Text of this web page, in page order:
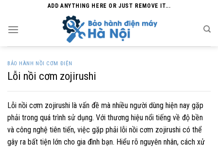
content
ADD ANYTHING HERE OR JUST REMOVE IT...
BẢO HÀNH NỒI CƠM ĐIỆN
Lỗi nồi cơm zojirushi
Lỗi nồi cơm zojirushi là vấn đề mà nhiều người dùng hiện nay gặp
phải trong quá trình sử dụng. Với thương hiệu nổi tiếng về độ bền
và công nghệ tiên tiến, việc gặp phải lỗi nồi cơm zojirushi có thể
gây ra bất tiện lớn cho gia đình bạn. Hiểu rõ nguyên nhân, cách xử